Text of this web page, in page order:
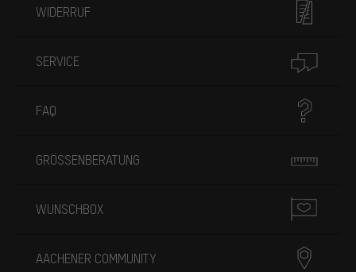
WIDERRUF
SERVICE
FAQ
GRÖSSENBERATUNG
WUNSCHBOX
AACHENER COMMUNITY